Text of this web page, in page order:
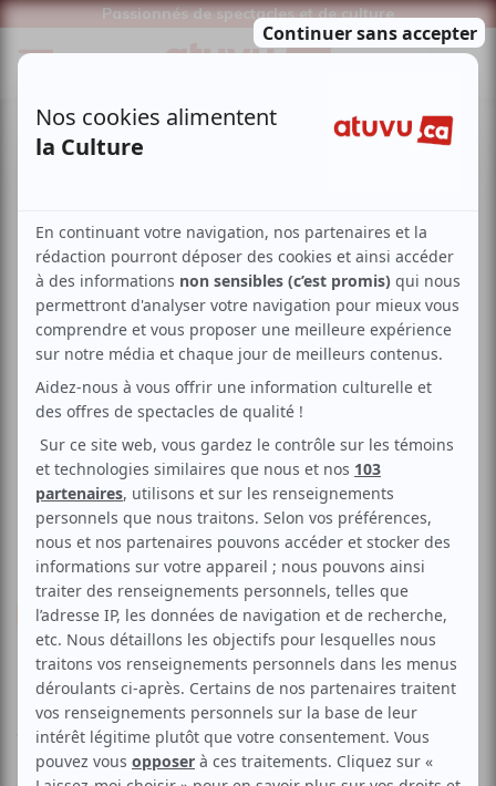
Passionnés de spectacles et de culture
Danse Contemporaine
Trio 303
Aucune offre promotionnelle
disponible